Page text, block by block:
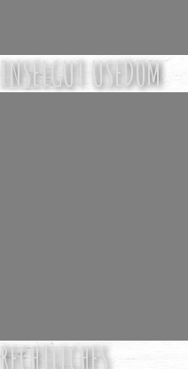
INSELGUT USEDOM
RECHTLICHES